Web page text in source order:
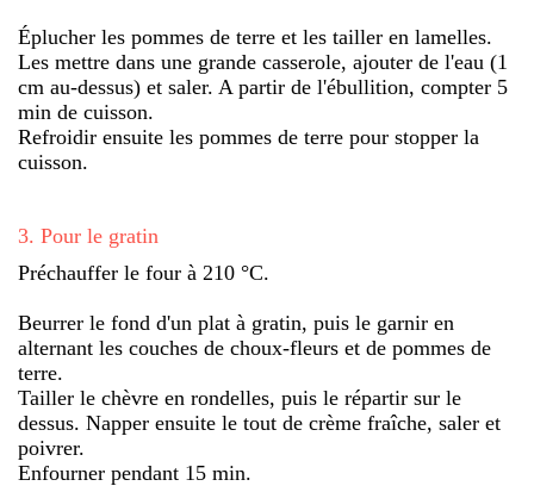
Éplucher les pommes de terre et les tailler en lamelles.
Les mettre dans une grande casserole, ajouter de l'eau (1
cm au-dessus) et saler. A partir de l'ébullition, compter 5
min de cuisson.
Refroidir ensuite les pommes de terre pour stopper la
cuisson.
3. Pour le gratin
Préchauffer le four à 210 °C.
Beurrer le fond d'un plat à gratin, puis le garnir en
alternant les couches de choux-fleurs et de pommes de
terre.
Tailler le chèvre en rondelles, puis le répartir sur le
dessus. Napper ensuite le tout de crème fraîche, saler et
poivrer.
Enfourner pendant 15 min.